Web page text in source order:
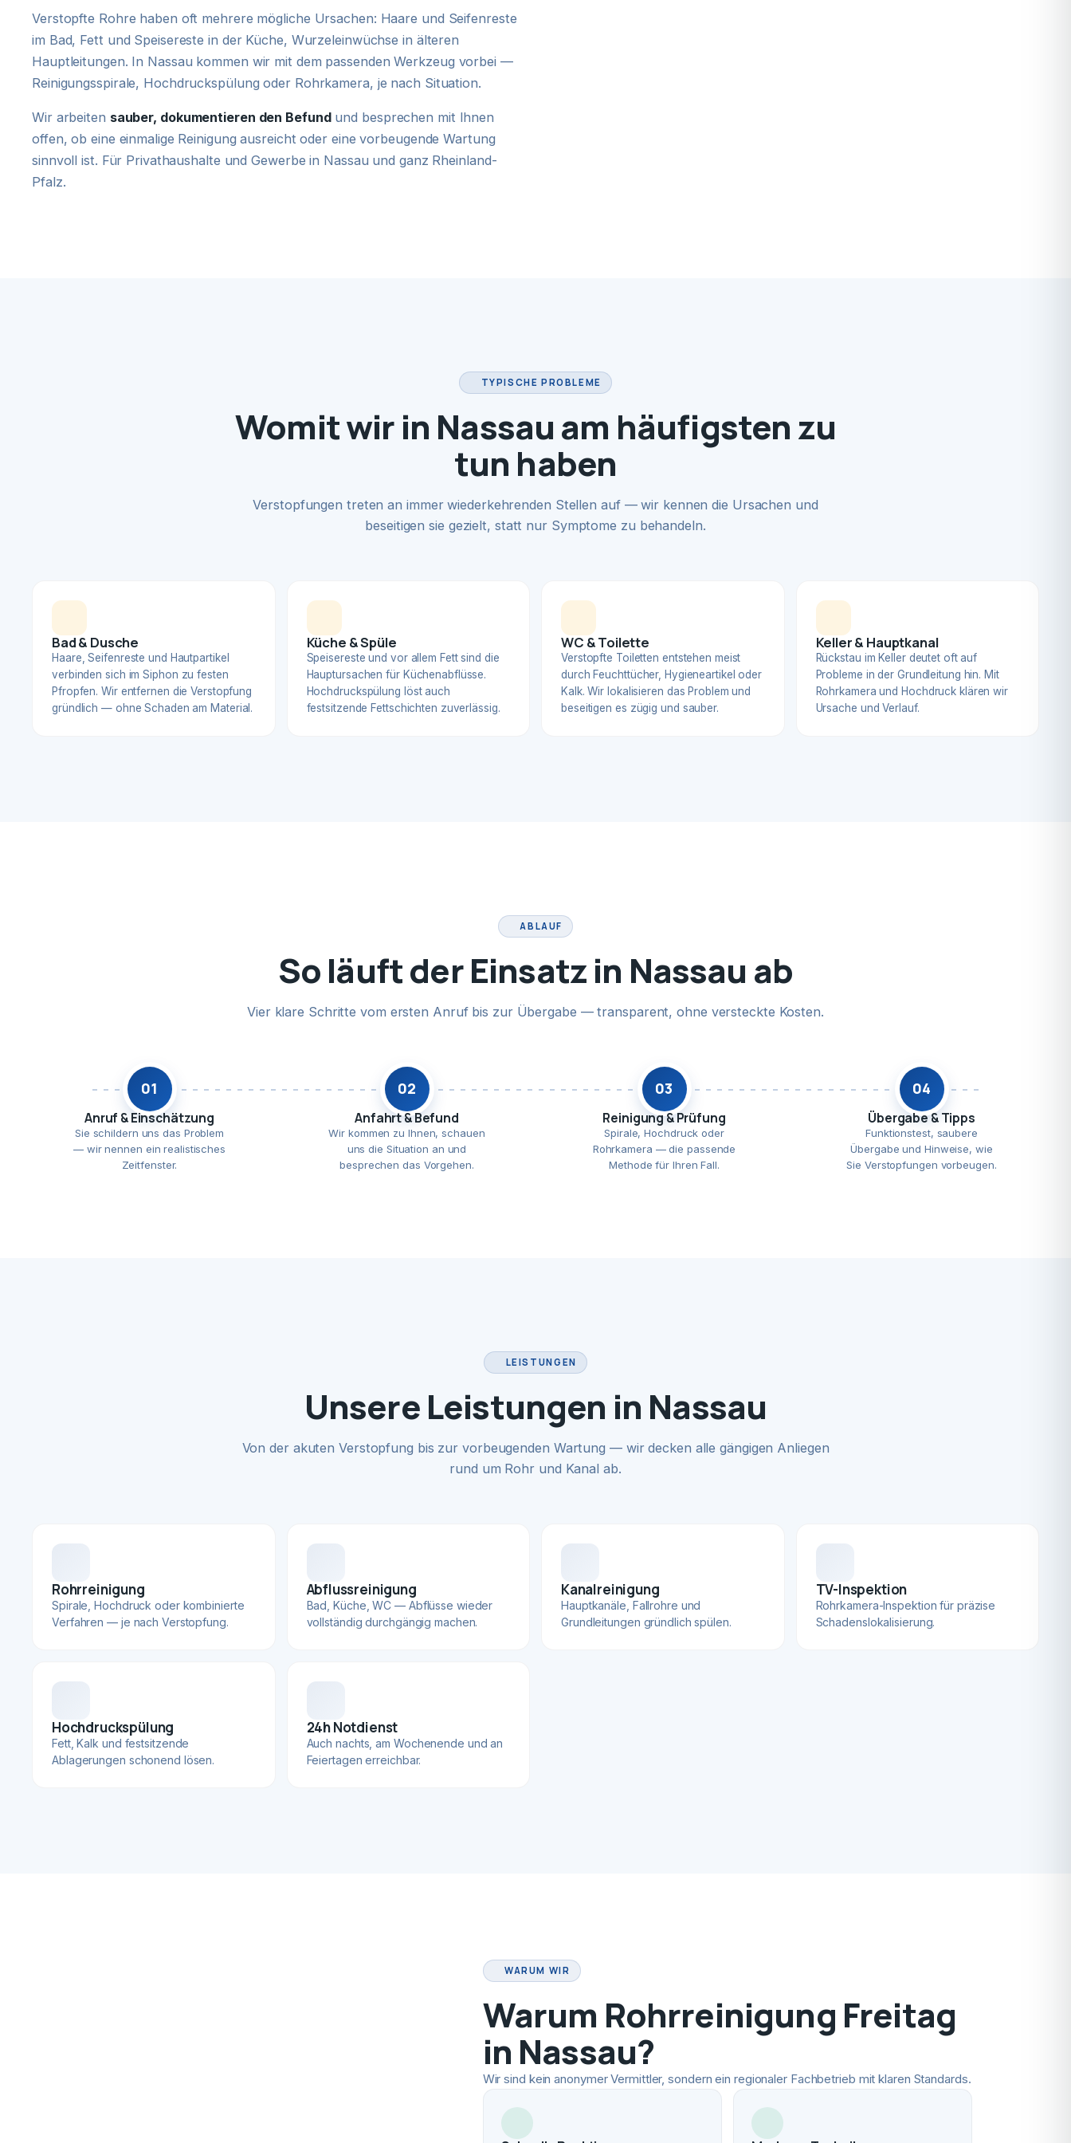
Verstopfte Rohre haben oft mehrere mögliche Ursachen: Haare und Seifenreste
im Bad, Fett und Speisereste in der Küche, Wurzeleinwüchse in älteren
Hauptleitungen. In Nassau kommen wir mit dem passenden Werkzeug vorbei —
Reinigungsspirale, Hochdruckspülung oder Rohrkamera, je nach Situation.
Wir arbeiten sauber, dokumentieren den Befundund besprechen mit Ihnen
offen, ob eine einmalige Reinigung ausreicht oder eine vorbeugende Wartung
sinnvoll ist. Für Privathaushalte und Gewerbe in Nassau und ganz Rheinland-
Pfalz.
TYPISCHE PROBLEME
Womit wir in Nassau am häufigsten zu
tun haben
Verstopfungen treten an immer wiederkehrenden Stellen auf — wir kennen die Ursachen und
beseitigen sie gezielt, statt nur Symptome zu behandeln.
Bad & Dusche
Haare, Seifenreste und Hautpartikel
verbinden sich im Siphon zu festen
Pfropfen. Wir entfernen die Verstopfung
gründlich — ohne Schaden am Material.
Küche & Spüle
Speisereste und vor allem Fett sind die
Hauptursachen für Küchenabflüsse.
Hochdruckspülung löst auch
festsitzende Fettschichten zuverlässig.
WC & Toilette
Verstopfte Toiletten entstehen meist
durch Feuchttücher, Hygieneartikel oder
Kalk. Wir lokalisieren das Problem und
beseitigen es zügig und sauber.
Keller & Hauptkanal
Rückstau im Keller deutet oft auf
Probleme in der Grundleitung hin. Mit
Rohrkamera und Hochdruck klären wir
Ursache und Verlauf.
ABLAUF
So läuft der Einsatz in Nassau ab
Vier klare Schritte vom ersten Anruf bis zur Übergabe — transparent, ohne versteckte Kosten.
01
Anruf & Einschätzung
Sie schildern uns das Problem
— wir nennen ein realistisches
Zeitfenster.
02
Anfahrt & Befund
Wir kommen zu Ihnen, schauen
uns die Situation an und
besprechen das Vorgehen.
03
Reinigung & Prüfung
Spirale, Hochdruck oder
Rohrkamera — die passende
Methode für Ihren Fall.
04
Übergabe & Tipps
Funktionstest, saubere
Übergabe und Hinweise, wie
Sie Verstopfungen vorbeugen.
LEISTUNGEN
Unsere Leistungen in Nassau
Von der akuten Verstopfung bis zur vorbeugenden Wartung — wir decken alle gängigen Anliegen
rund um Rohr und Kanal ab.
Rohrreinigung
Spirale, Hochdruck oder kombinierte
Verfahren — je nach Verstopfung.
Abflussreinigung
Bad, Küche, WC — Abflüsse wieder
vollständig durchgängig machen.
Kanalreinigung
Hauptkanäle, Fallrohre und
Grundleitungen gründlich spülen.
TV-Inspektion
Rohrkamera-Inspektion für präzise
Schadenslokalisierung.
Hochdruckspülung
Fett, Kalk und festsitzende
Ablagerungen schonend lösen.
24h Notdienst
Auch nachts, am Wochenende und an
Feiertagen erreichbar.
WARUM WIR
Warum Rohrreinigung Freitag
in Nassau?
Wir sind kein anonymer Vermittler, sondern ein regionaler Fachbetrieb mit klaren Standards.